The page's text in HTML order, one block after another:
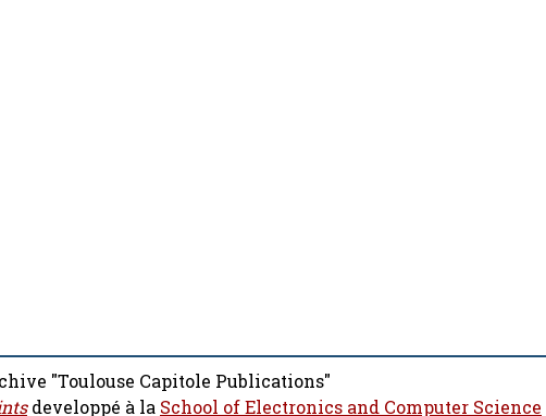
"Toulouse Capitole Publications"
developpé à la School of Electronics and Computer Science